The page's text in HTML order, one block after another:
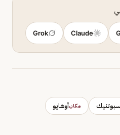
Claude
Grok
سبوتنيك مكانأوهايو